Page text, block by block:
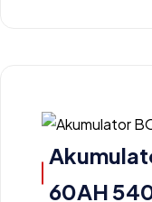
60AH